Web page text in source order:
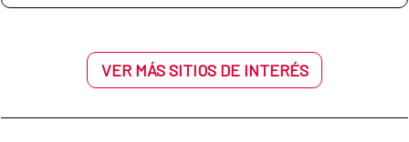
VER MÁS SITIOS DE INTERÉS